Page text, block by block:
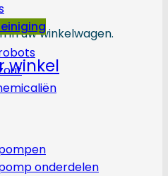
in uw winkelwagen.
winkel
onderdelen